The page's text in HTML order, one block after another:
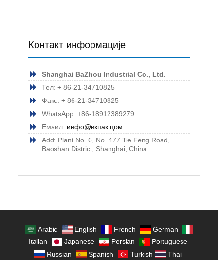
Контакт информације
Shanghai BaZhou Industrial Co., Ltd.
Тел: + 86-21-34710825
Факс: + 86-21-34710825
WhatsApp: +86-18912389279
Емаил: инфо@вкпак.цом
Add: Plant No. 6, No. 477 Tie Feng Road,
Baoshan District, Shanghai, China.
Arabic English French
German
Italian
Japanese Persian
Portuguese
Russian
Spanish Turkish Thai